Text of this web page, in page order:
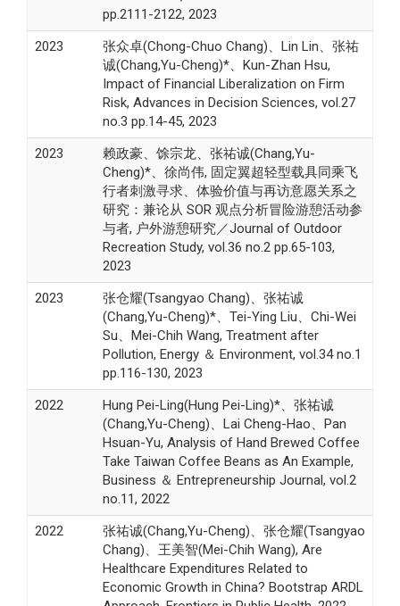
pp.2111-2122, 2023
2023
张众卓(Chong-Chuo Chang)、Lin Lin、张祐
诚(Chang,Yu-Cheng)*、Kun-Zhan Hsu,
Impact of Financial Liberalization on Firm
Risk, Advances in Decision Sciences, vol.27
no.3 pp.14-45, 2023
2023
赖政豪、馀宗龙、张祐诚(Chang,Yu-
Cheng)*、徐尚伟, 固定翼超轻型载具同乘飞
行者刺激寻求、体验价值与再访意愿关系之
研究：兼论从 SOR 观点分析冒险游憩活动参
与者, 户外游憩研究／Journal of Outdoor
Recreation Study, vol.36 no.2 pp.65-103,
2023
2023
张仓耀(Tsangyao Chang)、张祐诚
(Chang,Yu-Cheng)*、Tei-Ying Liu、Chi-Wei
Su、Mei-Chih Wang, Treatment after
Pollution, Energy ＆ Environment, vol.34 no.1
pp.116-130, 2023
2022
Hung Pei-Ling(Hung Pei-Ling)*、张祐诚
(Chang,Yu-Cheng)、Lai Cheng-Hao、Pan
Hsuan-Yu, Analysis of Hand Brewed Coffee
Take Taiwan Coffee Beans as An Example,
Business ＆ Entrepreneurship Journal, vol.2
no.11, 2022
2022
张祐诚(Chang,Yu-Cheng)、张仓耀(Tsangyao
Chang)、王美智(Mei-Chih Wang), Are
Healthcare Expenditures Related to
Economic Growth in China? Bootstrap ARDL